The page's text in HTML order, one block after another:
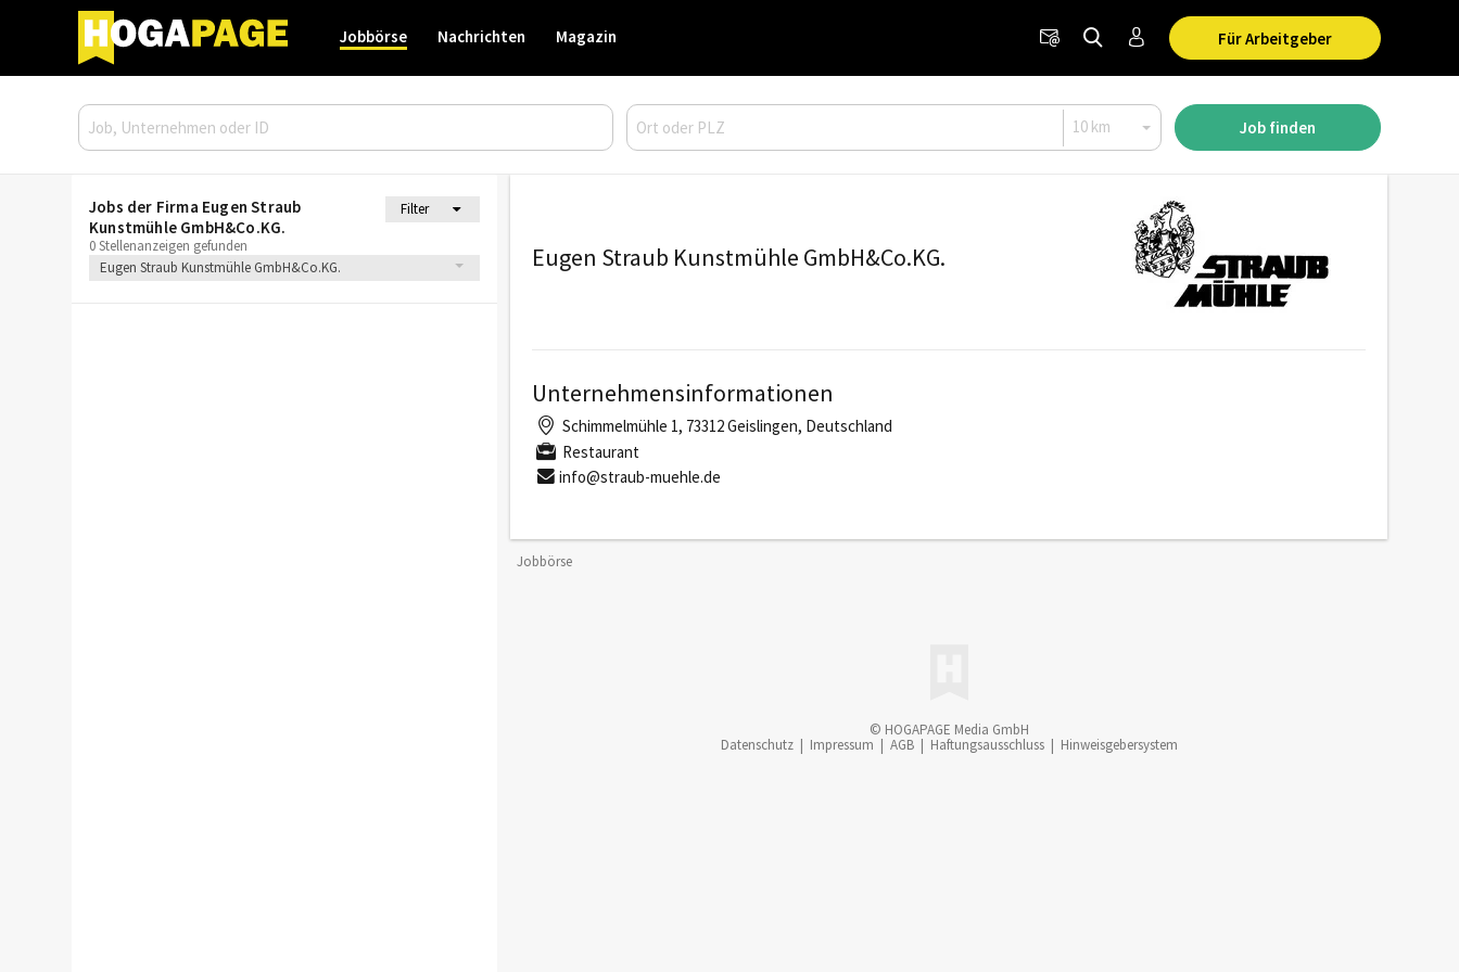
Für Arbeitgeber
Jobbörse Nachrichten Magazin
Job finden
Jobs der Firma Eugen Straub
Kunstmühle GmbH&Co.KG.
Filter
0 Stellenanzeigen gefunden
Eugen Straub Kunstmühle GmbH&Co.KG.
Eugen Straub Kunstmühle GmbH&Co.KG.
Unternehmensinformationen
Schimmelmühle 1, 73312 Geislingen, Deutschland
Restaurant
info@straub-muehle.de
Jobbörse
© HOGAPAGE Media GmbH
Datenschutz
Impressum AGB Haftungsausschluss Hinweisgebersystem